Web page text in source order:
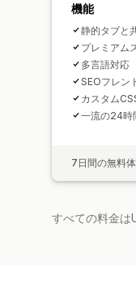
機能
静的タブと
プレミアム
多言語対応
SEOフレン
カスタム
一流の24時
7日間の無料
すべての料金は